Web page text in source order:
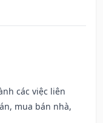
các việc liên
mua bán nhà,